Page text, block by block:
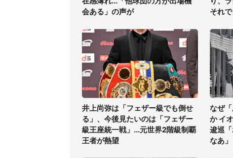
会ある」の声が
それで
井上尚弥は「フェザー級でも倒せ
る」、今後見たいのは「フェザー
級王座統一戦」...元世界2階級制覇
王者が熱望
なぜ
か イ
逡巡
なあ」